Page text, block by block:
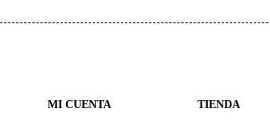
MI CUENTA TIENDA